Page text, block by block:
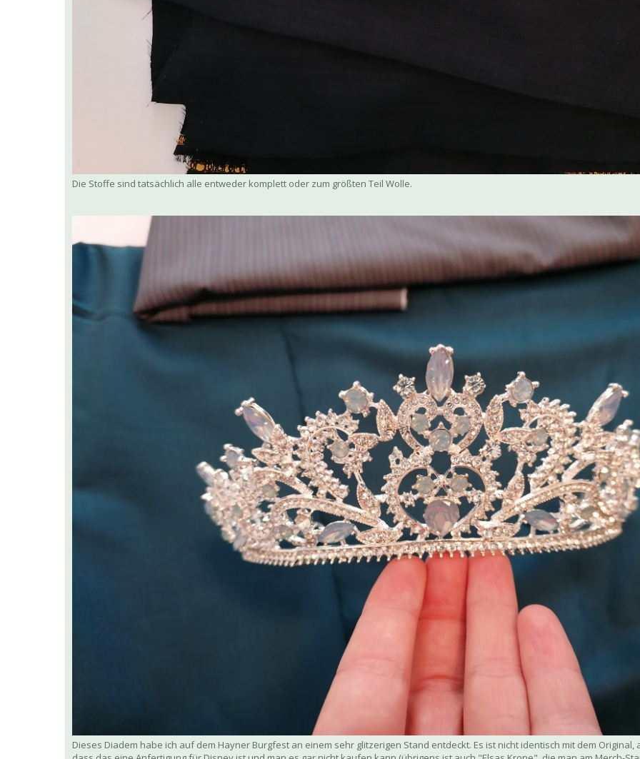
Die Stoffe sind tatsächlich alle entweder komplett oder zum größten Teil Wolle.
Dieses Diadem habe ich auf dem Hayner Burgfest an einem sehr glitzerigen Stand entdeckt. Es ist nicht identisch mit dem Original,